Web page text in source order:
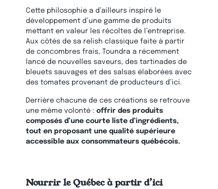
Cette philosophie a d’ailleurs inspiré le
développement d’une gamme de produits
mettant en valeur les récoltes de l’entreprise.
Aux côtés de sa relish classique faite à partir
de concombres frais, Toundra a récemment
lancé de nouvelles saveurs, des tartinades de
bleuets sauvages et des salsas élaborées avec
des tomates provenant de producteurs d’ici.
Derrière chacune de ces créations se retrouve
une même volonté :offrir des produits
composés d’une courte liste d’ingrédients,
tout en proposant une qualité supérieure
accessible aux consommateurs québécois.
Nourrir le Québec à partir d’ici